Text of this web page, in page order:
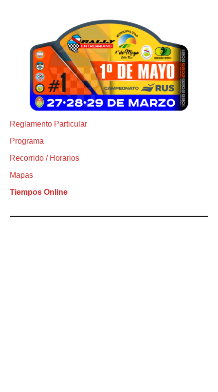
Reglamento Particular
Programa
Recorrido / Horarios
Mapas
Tiempos Online